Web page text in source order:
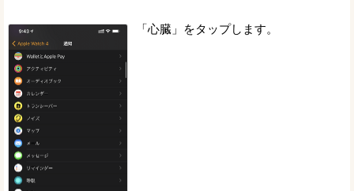
「心臓」をタップします。